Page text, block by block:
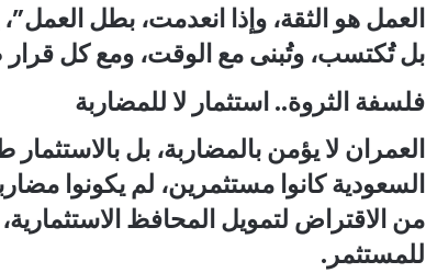
العمل هو الثقة، وإذا انعدمت، بطل
بل تُكتسب، وتُبنى مع الوقت، ومع كل
فلسفة الثروة.. استثمار لا للمضاربة
العمران لا يؤمن بالمضاربة، بل
السعودية كانوا مستثمرين، لم يكونوا
من الاقتراض لتمويل المحافظ
للمستثمر.